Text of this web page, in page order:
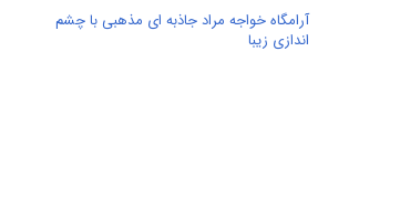
آرامگاه خواجه مراد جاذبه ای مذهبی با چشم
اندازی زیبا